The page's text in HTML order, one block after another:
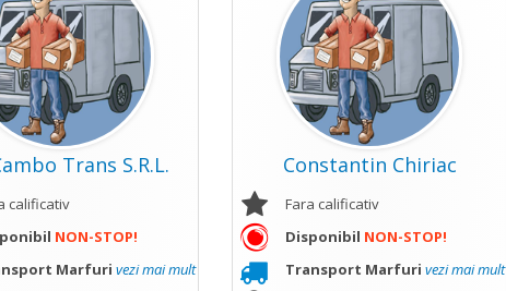
Trans S.R.L.
calificativ
NON-STOP!
Marfuri vezi mai mult
Constantin Chiriac
Fara calificativ
Disponibil NON-STOP!
Transport Marfuri vezi mai mult